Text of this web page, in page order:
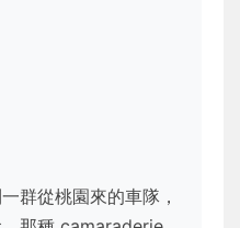
群從桃園來的車隊，